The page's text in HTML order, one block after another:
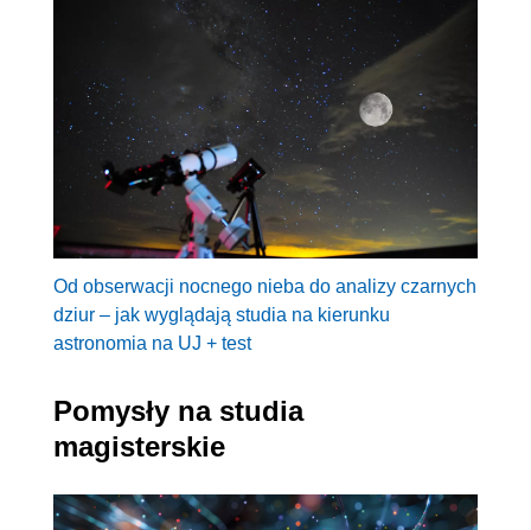
Od obserwacji nocnego nieba do analizy czarnych
dziur – jak wyglądają studia na kierunku
astronomia na UJ + test
Pomysły na studia
magisterskie